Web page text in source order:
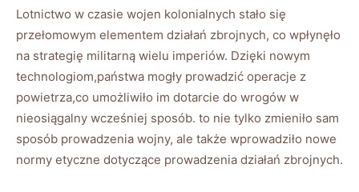
Lotnictwo w czasie wojen kolonialnych stało się
przełomowym elementem działań zbrojnych, co wpłynęło
na strategię militarną wielu imperiów. Dzięki nowym
technologiom,państwa mogły prowadzić operacje z
powietrza,co umożliwiło im dotarcie do wrogów w
nieosiągalny wcześniej sposób. to nie tylko zmieniło sam
sposób prowadzenia wojny, ale także wprowadziło nowe
normy etyczne dotyczące prowadzenia działań zbrojnych.